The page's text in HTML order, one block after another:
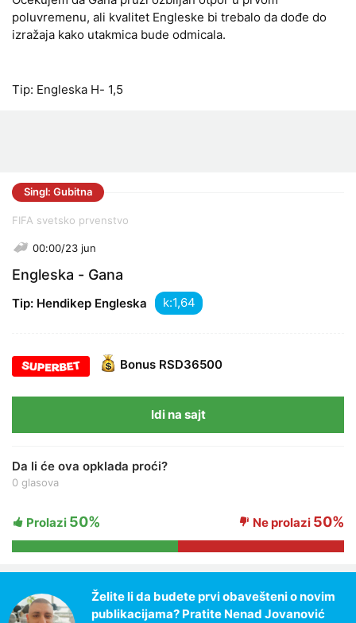
poluvremenu, ali kvalitet Engleske bi trebalo da dođe do
izražaja kako utakmica bude odmicala.
Tip: Engleska H- 1,5
Singl: Gubitna
FIFA svetsko prvenstvo
00:00/23 jun
Engleska - Gana
Tip: Hendikep Engleska k:
Bonus RSD36500
Idi na sajt
Da li će ova opklada proći?
0 glasova
Prolazi 50% Ne prolazi 50%
Želite li da budete prvi obavešteni o novim
publikacijama? Pratite Nenad Jovanović